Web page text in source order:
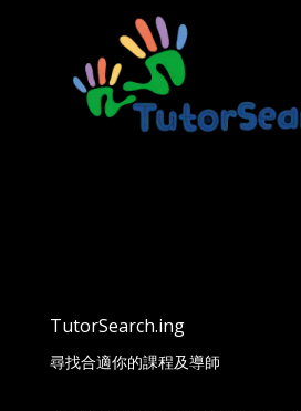
TutorSearch.ing
尋找合適你的課程及導師